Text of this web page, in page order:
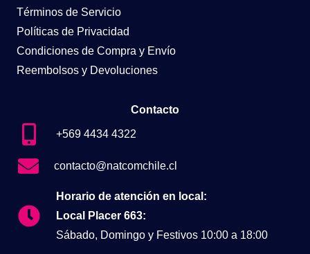
Términos de Servicio
Políticas de Privacidad
Condiciones de Compra y Envío
Reembolsos y Devoluciones
Contacto
+569 4434 4322
contacto@natcomchile.cl
Horario de atención en local:
Local Placer 663:
Sábado, Domingo y Festivos 10:00 a 18:00